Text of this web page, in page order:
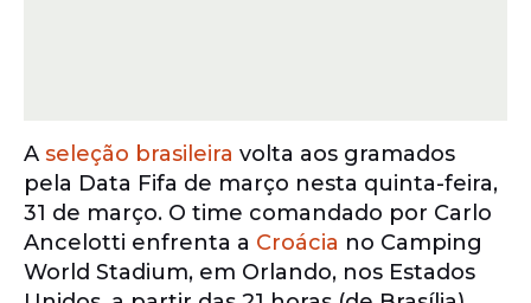
A seleção brasileira volta aos gramados
pela Data Fifa de março nesta quinta-feira,
31 de março. O time comandado por Carlo
Ancelotti enfrenta a Croácia no Camping
World Stadium, em Orlando, nos Estados